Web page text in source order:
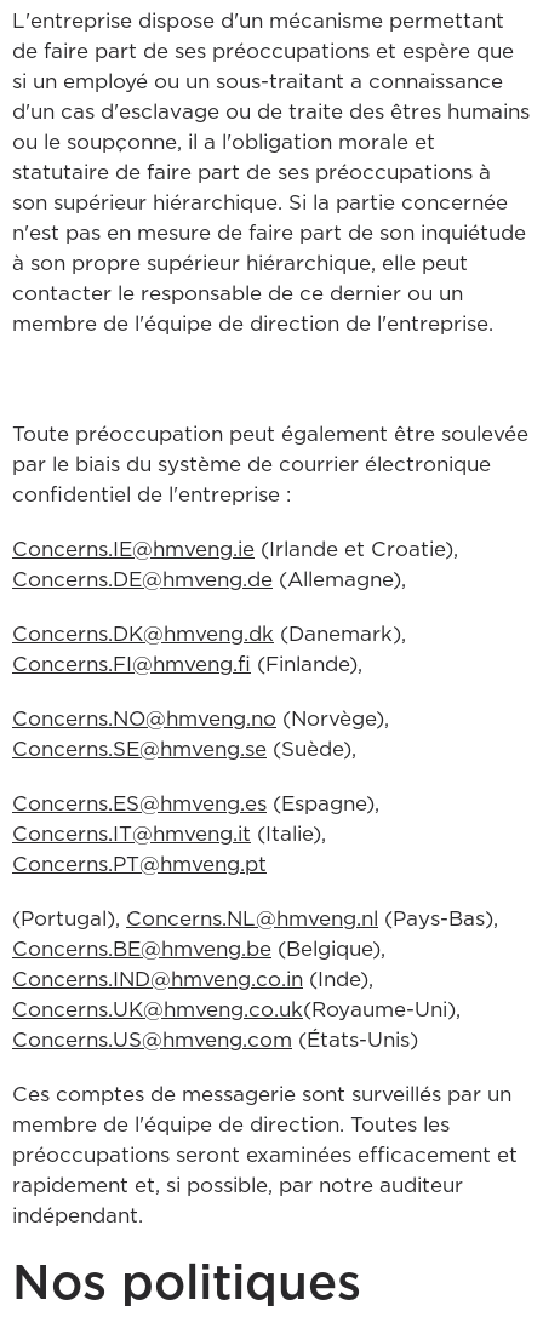
L'entreprise dispose d'un mécanisme permettant
de faire part de ses préoccupations et espère que
si un employé ou un sous-traitant a connaissance
d'un cas d'esclavage ou de traite des êtres humains
ou le soupçonne, il a l'obligation morale et
statutaire de faire part de ses préoccupations à
son supérieur hiérarchique. Si la partie concernée
n'est pas en mesure de faire part de son inquiétude
à son propre supérieur hiérarchique, elle peut
contacter le responsable de ce dernier ou un
membre de l'équipe de direction de l'entreprise.
Toute préoccupation peut également être soulevée
par le biais du système de courrier électronique
confidentiel de l'entreprise :
Concerns.IE@hmveng.ie (Irlande et Croatie),
Concerns.DE@hmveng.de (Allemagne),
Concerns.DK@hmveng.dk (Danemark),
Concerns.FI@hmveng.fi (Finlande),
Concerns.NO@hmveng.no (Norvège),
Concerns.SE@hmveng.se (Suède),
Concerns.ES@hmveng.es (Espagne),
Concerns.IT@hmveng.it (Italie),
Concerns.PT@hmveng.pt
(Portugal), Concerns.NL@hmveng.nl (Pays-Bas),
Concerns.BE@hmveng.be (Belgique),
Concerns.IND@hmveng.co.in (Inde),
Concerns.UK@hmveng.co.uk(Royaume-Uni),
Concerns.US@hmveng.com (États-Unis)
Ces comptes de messagerie sont surveillés par un
membre de l'équipe de direction. Toutes les
préoccupations seront examinées efficacement et
rapidement et, si possible, par notre auditeur
indépendant.
Nos politiques